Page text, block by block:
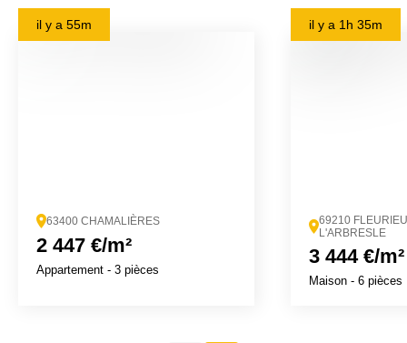
il y a 55m
63400 CHAMALIÈRES
2 447 €/m²
Appartement - 3 pièces
il y a 1h 35m
69210
L'ARBRESLE
3 444 €/m²
Maison - 6 pièces